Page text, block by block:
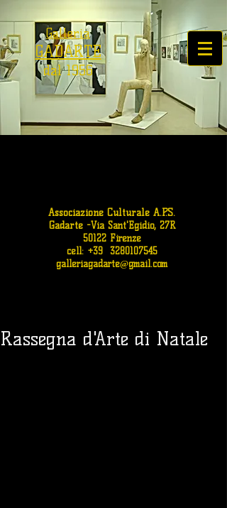
Galleria
GADARTE
dal 1956
Associazione Culturale A.P.S.
Gadarte-Via Sant'Egidio, 27R
50122 Firenze
cell: +39 3280107545
galleriagadarte@gmail.com
Rassegna d'Arte di Natale